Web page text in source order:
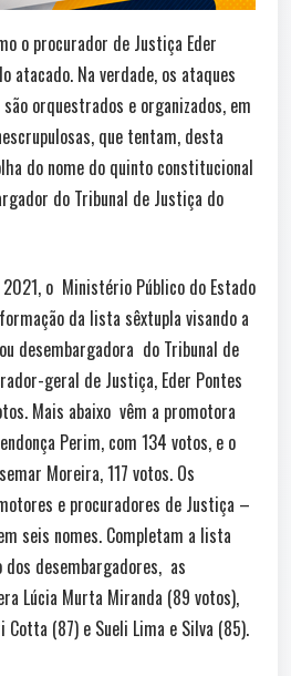
o procurador de Justiça Eder
atacado. Na verdade, os ataques
orquestrados e organizados, em
que tentam, desta
do nome do quinto constitucional
do Tribunal de Justiça do
o Ministério Público do Estado
da lista sêxtupla visando a
desembargadora do Tribunal de
geral de Justiça, Eder Pontes
Mais abaixo vêm a promotora
Perim, com 134 votos, e o
Moreira, 117 votos. Os
e procuradores de Justiça –
seis nomes. Completam a lista
dos desembargadores, as
Lúcia Murta Miranda (89 votos),
(87) e Sueli Lima e Silva (85).